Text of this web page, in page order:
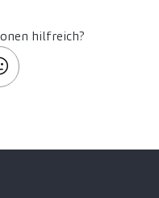
hilfreich?